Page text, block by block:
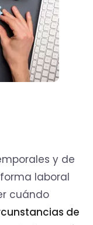
y de
laboral
cuándo
de